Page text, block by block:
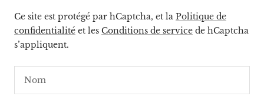
Ce site est protégé par hCaptcha, et la Politique de
confidentialité et les Conditions de service de hCaptcha
s’appliquent.
Nom